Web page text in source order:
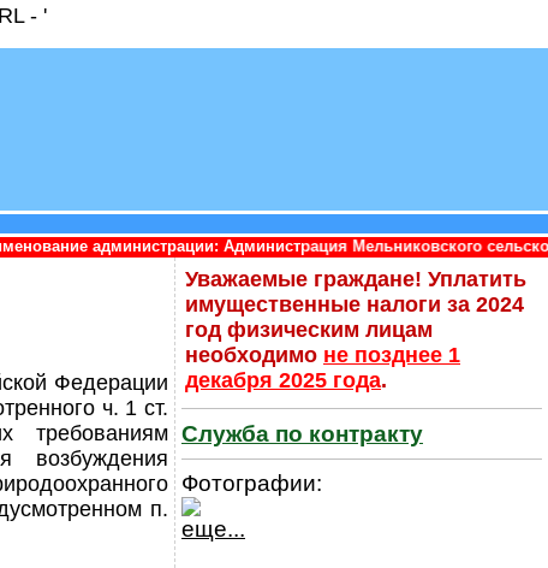
- '
Администрация Мельниковского сельского поселения
Федерации
ч. 1 ст.
возбуждения
п.
Уважаемые граждане! Уплатить
имущественные налоги за 2024
год физическим лицам
необходимо не позднее 1
декабря 2025 года.
Служба по контракту
Фотографии:
еще...